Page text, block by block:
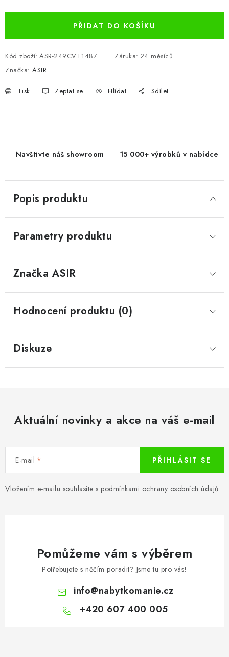
PŘIDAT DO KOŠÍKU
Kód zboží: ASR-249CVT1487 Záruka: 24 měsíců
Značka: ASIR
Tisk Zeptat se Hlídat Sdílet
Navštivte náš showroom 15 000+ výrobků v nabídce
Popis produktu
Parametry produktu
Značka ASIR
Hodnocení produktu (0)
Diskuze
Aktuální novinky a akce na váš e-mail
E-mail
Vložením e-mailu souhlasíte s podmínkami ochrany osobních údajů
PŘIHLÁSIT SE
Pomůžeme vám s výběrem
Potřebujete s něčím poradit? Jsme tu pro vás!
info@nabytkomanie.cz
+420 607 400 005